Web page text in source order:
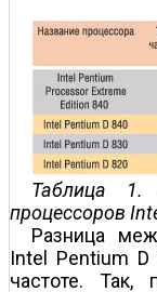
Таблица 1.
процессоров
Разница
Intel Pentium D
частоте. Так,